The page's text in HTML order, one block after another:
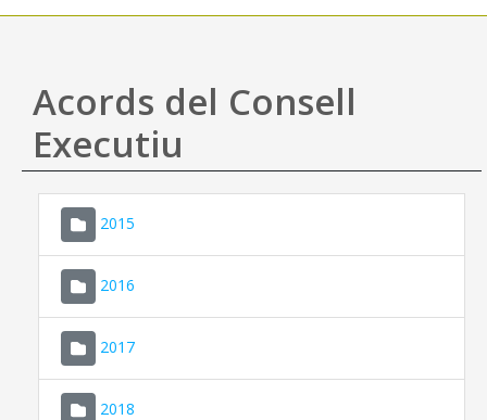
Utilitats
Ajuda
Acords del Consell
Executiu
2015
2016
2017
2018